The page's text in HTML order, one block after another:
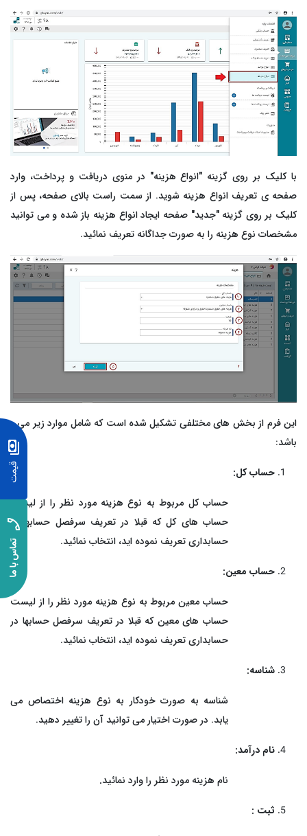
حسابداری ابری خدماتی
درآمد و هزینه خدمات با گزارش‌های شفاف و کاربردی
تولید
و دستمزد
انبار
خدمات
و پرداخت
با کلیک بر روی گزینه "انواع هزینه" در منوی دریافت و پرداخت، وارد
صفحه ­ی تعریف انواع هزینه شوید. از سمت راست بالای صفحه، پس از
کلیک بر روی گزینه "جدید" صفحه ایجاد انواع هزینه باز شده و می ­توانید
مشخصات نوع هزینه را به صورت جداگانه تعریف نمائید.
این فرم از بخش­های مختلفی تشکیل شده است که شامل موارد زیر می ­
باشد:
حساب کل:
حساب کل مربوط به نوع هزینه مورد نظر را از لیست
حساب های کل که قبلا در تعریف سرفصل حسابها در
حسابداری تعریف نموده اید، انتخاب نمائید.
حساب معین:
حساب معین مربوط به نوع هزینه مورد نظر را از لیست
حساب های معین که قبلا در تعریف سرفصل حسابها در
حسابداری تعریف نموده اید، انتخاب نمائید.
شناسه:
شناسه به صورت خودکار به نوع هزینه اختصاص می
یابد. در صورت اختیار می توانید آن را تغییر دهید.
نام درآمد:
نام هزینه مورد نظر را وارد نمائید.
ثبت :